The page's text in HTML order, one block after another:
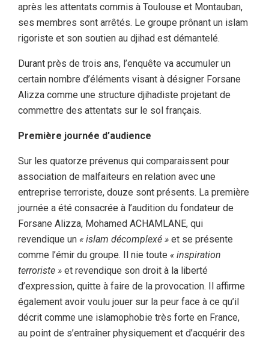
après les attentats commis à Toulouse et Montauban,
ses membres sont arrêtés. Le groupe prônant un islam
rigoriste et son soutien au djihad est démantelé.
Durant près de trois ans, l’enquête va accumuler un
certain nombre d’éléments visant à désigner Forsane
Alizza comme une structure djihadiste projetant de
commettre des attentats sur le sol français.
Première journée d’audience
Sur les quatorze prévenus qui comparaissent pour
association de malfaiteurs en relation avec une
entreprise terroriste, douze sont présents. La première
journée a été consacrée à l’audition du fondateur de
Forsane Alizza, Mohamed ACHAMLANE, qui
revendique un « islam décomplexé » et se présente
comme l’émir du groupe. Il nie toute « inspiration
terroriste » et revendique son droit à la liberté
d’expression, quitte à faire de la provocation. Il affirme
également avoir voulu jouer sur la peur face à ce qu’il
décrit comme une islamophobie très forte en France,
au point de s’entraîner physiquement et d’acquérir des